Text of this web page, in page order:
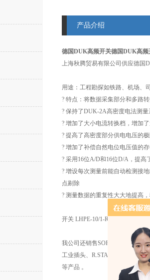
产品介绍
德国DUK高频开关德国DUK高频
上海秋腾贸易有限公司供应德国
用途：工程勘探如铁路、机场、
? 特点：将数据采集部分和多路
? 保持了DUK-2A高密度电法测
? 增加了大小电流转换档，增加
? 提高了高密度部分供电电压的
? 增加了补偿自然电位电压值的存
? 采用16位A/D和16位D/A，提高
? 增设每次测量前能自动检测接
点剔除
? 测量数据的重复性大大地提高，
开关 LHPE-10/1-R
我公司还销售SOR流量开关、
工业插头、R.STAHL插座、
等产品 。